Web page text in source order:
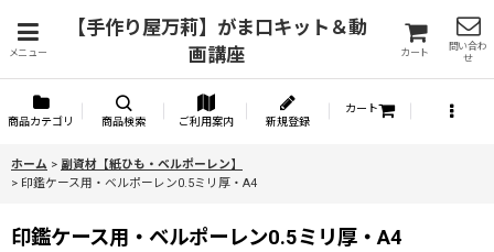
メニュー
【手作り屋万莉】がま口キット＆動
画講座
カート
問い合わ
せ
商品カテゴリ 商品検索 ご利用案内 新規登録
カート
ホーム > 副資材【紙ひも・ベルポーレン】
> 印鑑ケース用・ベルポーレン0.5ミリ厚・A4
印鑑ケース用・ベルポーレン0.5ミリ厚・A4